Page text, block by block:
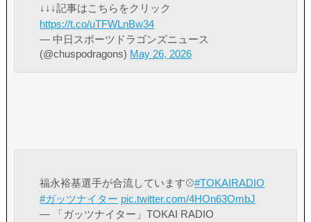
↓↓↓記事はこちらをクリック
https://t.co/uTFWLnBw34
— 中日スポーツドラゴンズニュース
(@chuspodragons) May 26, 2026
福永裕基選手が合流しています⚾️#TOKAIRADIO
#ガッツナイター pic.twitter.com/4HOn63OmbJ
— 「ガッツナイター」TOKAI RADIO